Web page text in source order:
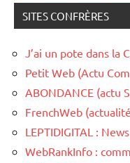
SITES CONFRÈRES
J’ai un pote dans la
Petit Web (Actu
ABONDANCE (actu
FrenchWeb
LEPTIDIGITAL :
WebRankInfo :